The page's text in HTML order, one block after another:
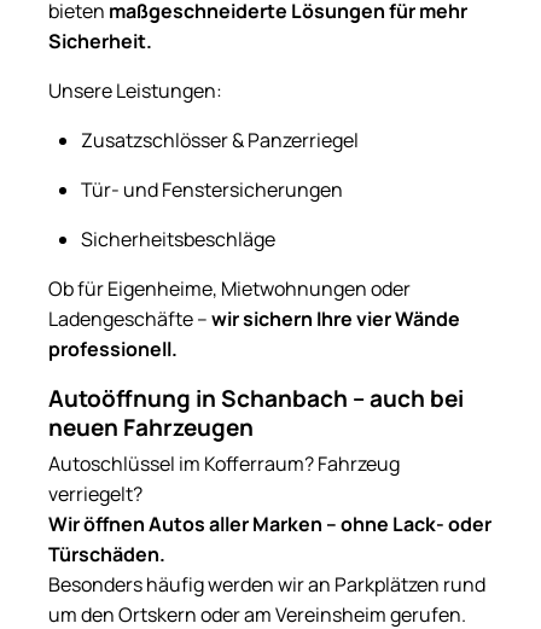
bieten maßgeschneiderte Lösungen für mehr
Sicherheit.
Unsere Leistungen:
Zusatzschlösser & Panzerriegel
Tür- und Fenstersicherungen
Sicherheitsbeschläge
Ob für Eigenheime, Mietwohnungen oder
Ladengeschäfte –wir sichern Ihre vier Wände
professionell.
Autoöffnung in Schanbach – auch bei
neuen Fahrzeugen
Autoschlüssel im Kofferraum? Fahrzeug
verriegelt?
Wir öffnen Autos aller Marken – ohne Lack- oder
Türschäden.
Besonders häufig werden wir an Parkplätzen rund
um den Ortskern oder am Vereinsheim gerufen.